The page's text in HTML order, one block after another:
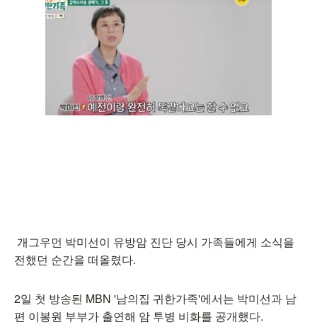
개그우먼 박미선이 유방암 진단 당시 가족들에게 소식을
전했던 순간을 떠올렸다.
2일 첫 방송된 MBN '남의집 귀한가족'에서는 박미선과 남
편 이봉원 부부가 출연해 암 투병 비화를 공개했다.